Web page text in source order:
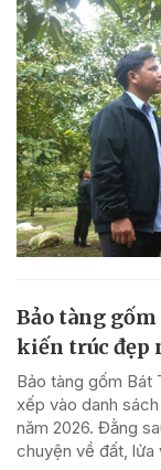
Bảo tàng
kiến trúc đẹp
Bảo tàng gốm Bát
xếp vào danh
năm 2026. Đằng
chuyện về đất, lửa